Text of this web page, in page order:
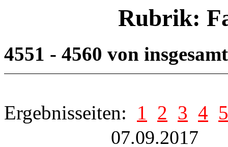
Rubrik:
4551 - 4560 von
Ergebnisseiten: 1 2 3 4 5
07.09.2017